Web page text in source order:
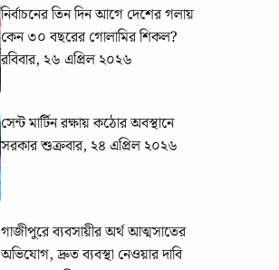
নির্বাচনের তিন দিন আগে দেশের গলায়
কেন ৩০ বছরের গোলামির শিকল?
রবিবার, ২৬ এপ্রিল ২০২৬
সেন্ট মার্টিন রক্ষায় কঠোর অবস্থানে
সরকারশুক্রবার, ২৪ এপ্রিল ২০২৬
গাজীপুরে ব্যবসায়ীর অর্থ আত্মসাতের
অভিযোগ, দ্রুত ব্যবস্থা নেওয়ার দাবি